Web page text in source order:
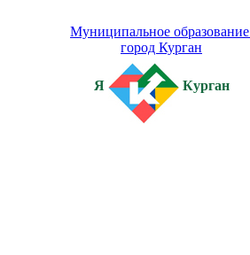
Муниципальное образование
город Курган
Я Курган